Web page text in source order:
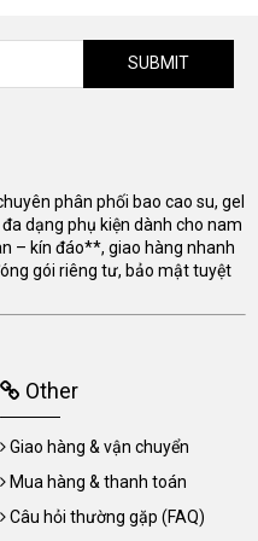
SUBMIT
phân phối bao cao su, gel
dạng phụ kiện dành cho nam
– kín đáo**, giao hàng nhanh
gói riêng tư, bảo mật tuyệt
Other
Giao hàng & vận chuyển
Mua hàng & thanh toán
Câu hỏi thường gặp (FAQ)